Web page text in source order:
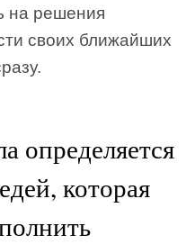
на решения
своих ближайших
определяется
которая